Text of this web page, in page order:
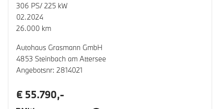
306 PS/ 225 kW
02.2024
26.000 km
Autohaus Grasmann GmbH
4853 Steinbach am Attersee
Angebotsnr: 2814021
€ 55.790,-